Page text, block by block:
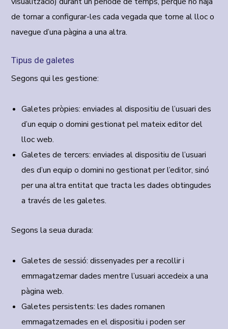
de tornar a configurar-les cada vegada que torne al lloc o
navegue d’una pàgina a una altra.
Tipus de galetes
Segons qui les gestione:
Galetes pròpies: enviades al dispositiu de l’usuari des
d’un equip o domini gestionat pel mateix editor del
lloc web.
Galetes de tercers: enviades al dispositiu de l’usuari
des d’un equip o domini no gestionat per l’editor, sinó
per una altra entitat que tracta les dades obtingudes
a través de les galetes.
Segons la seua durada:
Galetes de sessió: dissenyades per a recollir i
emmagatzemar dades mentre l’usuari accedeix a una
pàgina web.
Galetes persistents: les dades romanen
emmagatzemades en el dispositiu i poden ser